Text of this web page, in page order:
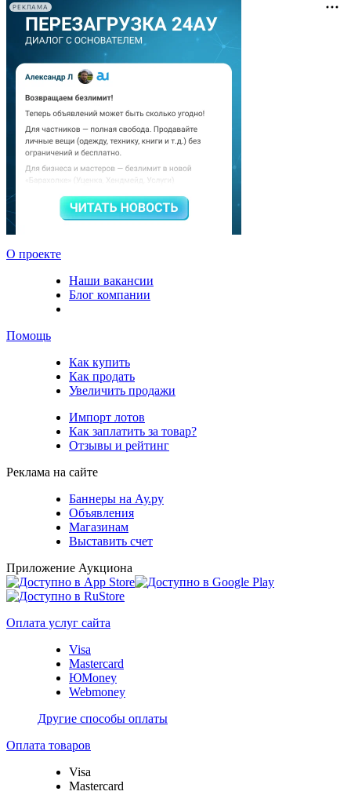
РЕКЛАМА
О проекте
Наши вакансии
Блог компании
Помощь
Как купить
Как продать
Увеличить продажи
Импорт лотов
Как заплатить за товар?
Отзывы и рейтинг
Реклама на сайте
Баннеры на Ау.ру
Объявления
Магазинам
Выставить счет
Приложение Аукциона
Оплата услуг сайта
Visa
Mastercard
ЮMoney
Webmoney
Другие способы оплаты
Оплата товаров
Visa
Mastercard